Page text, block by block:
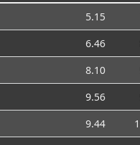
5.15
6.46
8.10
9.56
9.44